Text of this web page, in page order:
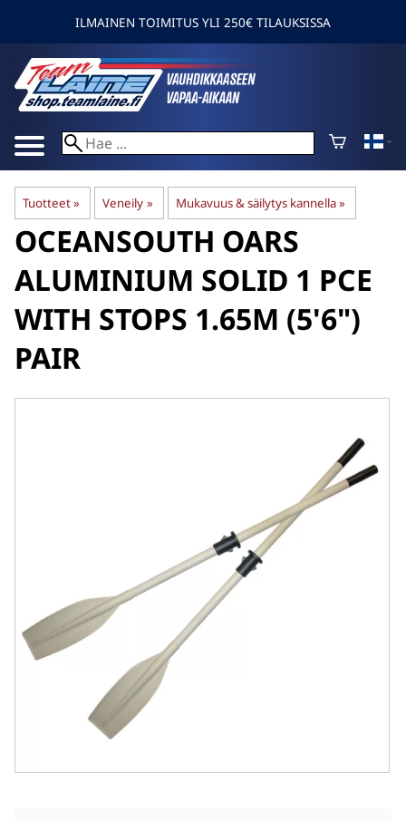
ILMAINEN TOIMITUS YLI 250€ TILAUKSISSA
Tuotteet‪» Veneily ‪» Mukavuus & säilytys kannella‪»
OCEANSOUTH OARS
ALUMINIUM SOLID 1 PCE
WITH STOPS 1.65M (5'6")
PAIR